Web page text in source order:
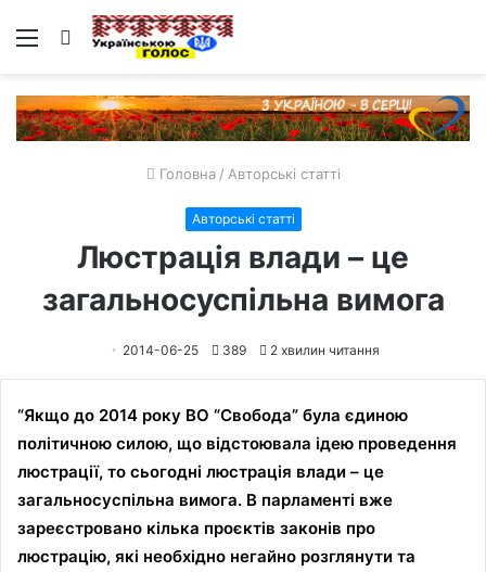
Меню Пошук
Головна / Авторські статті
Авторські статті
Люстрація влади – це
загальносуспільна вимога
2014-06-25 389 2 хвилин читання
“Якщо до 2014 року ВО “Свобода” була єдиною
політичною силою, що відстоювала ідею проведення
люстрації, то сьогодні люстрація влади – це
загальносуспільна вимога. В парламенті вже
зареєстровано кілька проєктів законів про
люстрацію, які необхідно негайно розглянути та